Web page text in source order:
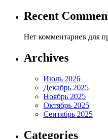
Recent
Нет комментариев для
Archives
Июль 2026
Декабрь 2025
Ноябрь 2025
Октябрь 2025
Сентябрь 2025
Categories